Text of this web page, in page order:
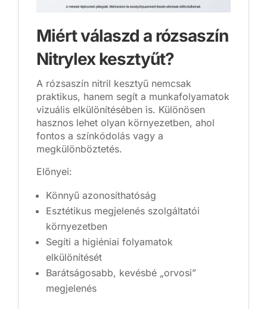
Miért válaszd a rózsaszín
Nitrylex kesztyűt?
A rózsaszín nitril kesztyű nemcsak
praktikus, hanem segít a munkafolyamatok
vizuális elkülönítésében is. Különösen
hasznos lehet olyan környezetben, ahol
fontos a színkódolás vagy a
megkülönböztetés.
Előnyei:
Könnyű azonosíthatóság
Esztétikus megjelenés szolgáltatói
környezetben
Segíti a higiéniai folyamatok
elkülönítését
Barátságosabb, kevésbé „orvosi”
megjelenés